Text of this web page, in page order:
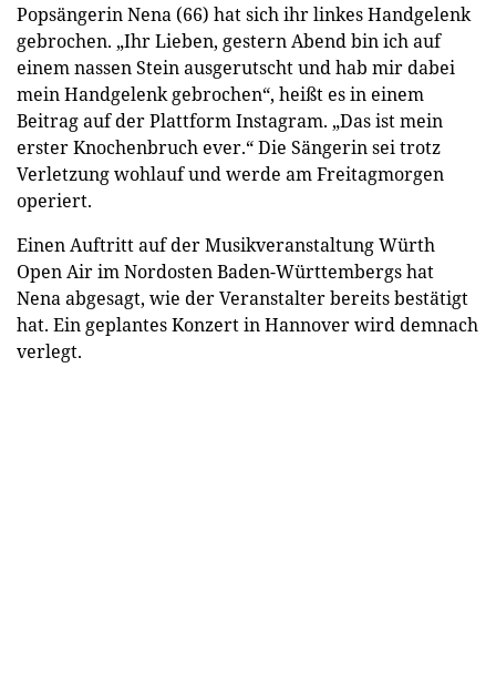
Popsängerin Nena (66) hat sich ihr linkes Handgelenk
gebrochen. „Ihr Lieben, gestern Abend bin ich auf
einem nassen Stein ausgerutscht und hab mir dabei
mein Handgelenk gebrochen“, heißt es in einem
Beitrag auf der Plattform Instagram. „Das ist mein
erster Knochenbruch ever.“ Die Sängerin sei trotz
Verletzung wohlauf und werde am Freitagmorgen
operiert.
Einen Auftritt auf der Musikveranstaltung Würth
Open Air im Nordosten Baden-Württembergs hat
Nena abgesagt, wie der Veranstalter bereits bestätigt
hat. Ein geplantes Konzert in Hannover wird demnach
verlegt.